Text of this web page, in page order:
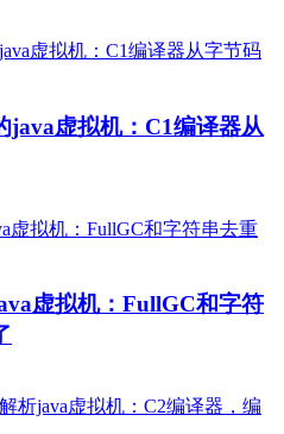
java虚拟机：C1编译器从
虚拟机：FullGC和字符